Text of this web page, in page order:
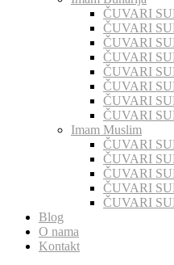
ČUVARI
ČUVARI
ČUVARI
ČUVARI
ČUVARI
ČUVARI
ČUVARI
ČUVARI
Imam Muslim
ČUVARI
ČUVARI
ČUVARI
ČUVARI
ČUVARI
Blog
O nama
Kontakt